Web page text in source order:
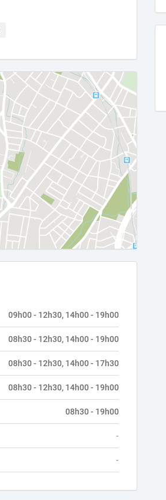
09h00 - 12h30, 14h00 - 19h00
08h30 - 12h30, 14h00 - 19h00
08h30 - 12h30, 14h00 - 17h30
08h30 - 12h30, 14h00 - 19h00
08h30 - 19h00
-
-